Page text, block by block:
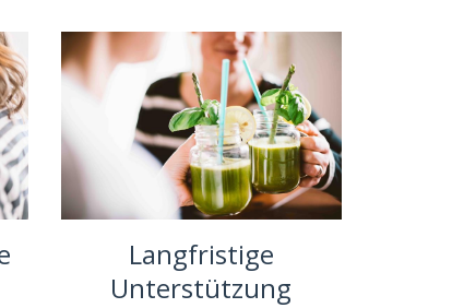
Langfristige
Unterstützung